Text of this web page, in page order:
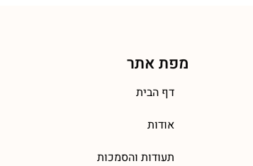
מפת אתר
דף הבית
אודות
תעודות והסמכות